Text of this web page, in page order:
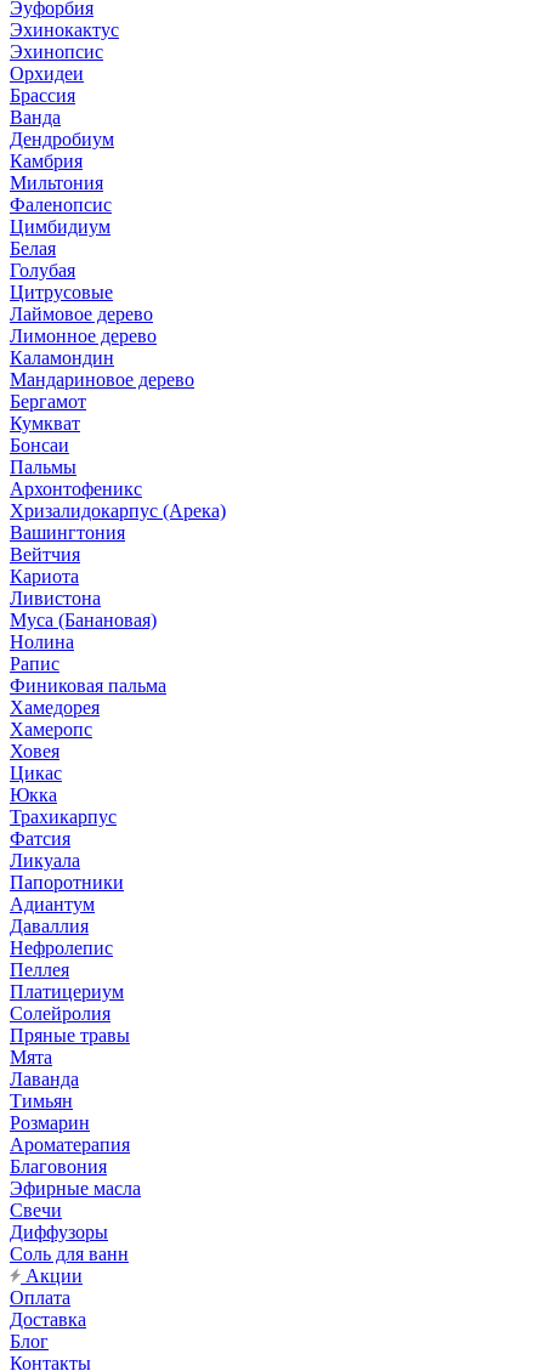
Эуфорбия
Эхинокактус
Эхинопсис
Орхидеи
Брассия
Ванда
Дендробиум
Камбрия
Мильтония
Фаленопсис
Цимбидиум
Белая
Голубая
Цитрусовые
Лаймовое дерево
Лимонное дерево
Каламондин
Мандариновое дерево
Бергамот
Кумкват
Бонсаи
Пальмы
Архонтофеникс
Хризалидокарпус (Арека)
Вашингтония
Вейтчия
Кариота
Ливистона
Муса (Банановая)
Нолина
Рапис
Финиковая пальма
Хамедорея
Хамеропс
Ховея
Цикас
Юкка
Трахикарпус
Фатсия
Ликуала
Папоротники
Адиантум
Даваллия
Нефролепис
Пеллея
Платицериум
Солейролия
Пряные травы
Мята
Лаванда
Тимьян
Розмарин
Ароматерапия
Благовония
Эфирные масла
Свечи
Диффузоры
Соль для ванн
Акции
Оплата
Доставка
Блог
Контакты